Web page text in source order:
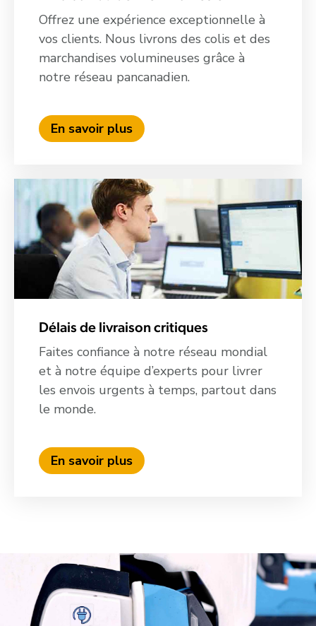
Offrez une expérience exceptionnelle à
vos clients. Nous livrons des colis et des
marchandises volumineuses grâce à
notre réseau pancanadien.
En savoir plus
Délais de livraison critiques
Faites confiance à notre réseau mondial
et à notre équipe d’experts pour livrer
les envois urgents à temps, partout dans
le monde.
En savoir plus